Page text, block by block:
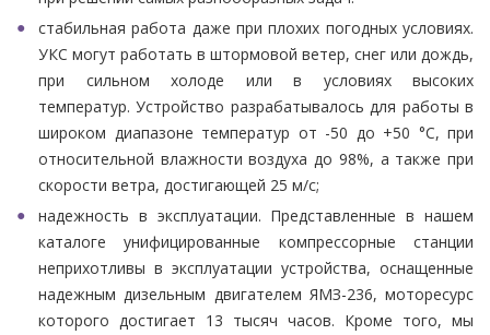
стабильная работа даже при плохих погодных условиях.
УКС могут работать в штормовой ветер, снег или дождь,
при сильном холоде или в условиях высоких
температур. Устройство разрабатывалось для работы в
широком диапазоне температур от -50 до +50 °С, при
относительной влажности воздуха до 98%, а также при
скорости ветра, достигающей 25 м/с;
надежность в эксплуатации. Представленные в нашем
каталоге унифицированные компрессорные станции
неприхотливы в эксплуатации устройства, оснащенные
надежным дизельным двигателем ЯМЗ-236, моторесурс
которого достигает 13 тысяч часов. Кроме того, мы